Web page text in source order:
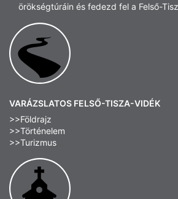
örökségtúráin és fedezd fel a Felső-
VARÁZSLATOS FELSŐ-TISZA-VIDÉK
>>Földrajz
>>Történelem
>>Turizmus